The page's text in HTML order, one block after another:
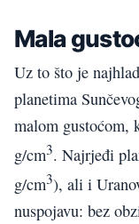
Mala
Uz to što je
planetima
malom gustoćom,
g/cm3. Najrjeđi
g/cm3), ali i
nuspojavu: bez